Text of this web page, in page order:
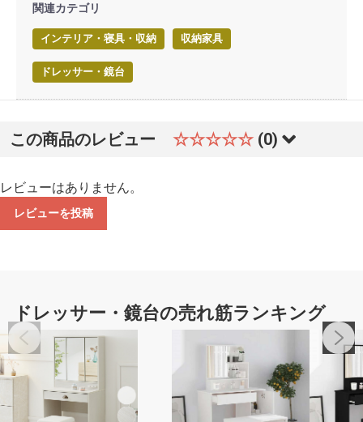
関連カテゴリ
インテリア・寝具・収納 収納家具
ドレッサー・鏡台
この商品のレビュー ☆☆☆☆☆ (0)
レビューはありません。
レビューを投稿
ドレッサー・鏡台の売れ筋ランキング